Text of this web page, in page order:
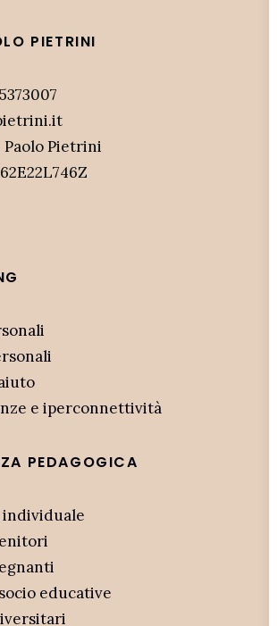
PIETRINI
Pietrini
e iperconnettività
PEDAGOGICA
individuale
educative